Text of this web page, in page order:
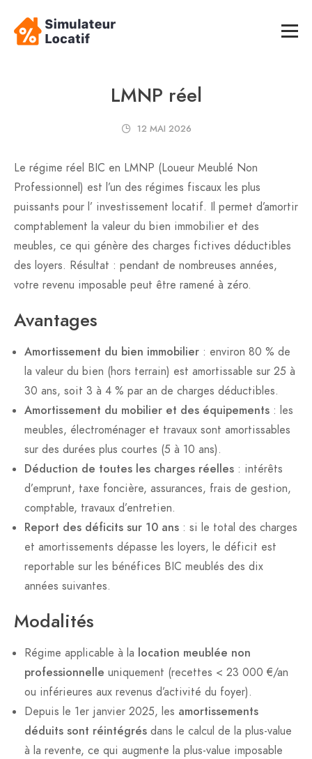
LMNP réel
12 MAI 2026
Le régime réel BIC en LMNP (Loueur Meublé Non
Professionnel) est l’un des régimes fiscaux les plus
puissants pour l’ investissement locatif. Il permet d’amortir
comptablement la valeur du bien immobilier et des
meubles, ce qui génère des charges fictives déductibles
des loyers. Résultat : pendant de nombreuses années,
votre revenu imposable peut être ramené à zéro.
Avantages
Amortissement du bien immobilier : environ 80 % de
la valeur du bien (hors terrain) est amortissable sur 25 à
30 ans, soit 3 à 4 % par an de charges déductibles.
Amortissement du mobilier et des équipements : les
meubles, électroménager et travaux sont amortissables
sur des durées plus courtes (5 à 10 ans).
Déduction de toutes les charges réelles : intérêts
d’emprunt, taxe foncière, assurances, frais de gestion,
comptable, travaux d’entretien.
Report des déficits sur 10 ans : si le total des charges
et amortissements dépasse les loyers, le déficit est
reportable sur les bénéfices BIC meublés des dix
années suivantes.
Modalités
Régime applicable à la location meublée non
professionnelle uniquement (recettes < 23 000 €/an
ou inférieures aux revenus d’activité du foyer).
Depuis le 1er janvier 2025, les amortissements
déduits sont réintégrés dans le calcul de la plus-value
à la revente, ce qui augmente la plus-value imposable